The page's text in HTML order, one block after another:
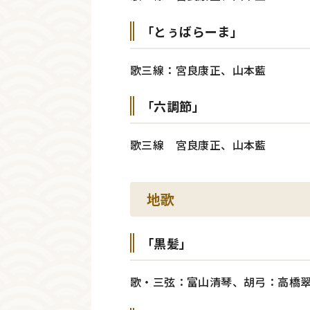
「とぅばらーま」
歌三線：宮良康正、山本藍
「六調節」
歌三線 宮良康正、山本藍
地歌
「黒髪」
歌・三弦：富山清琴、胡弓：高橋